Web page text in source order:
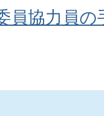
員協力員